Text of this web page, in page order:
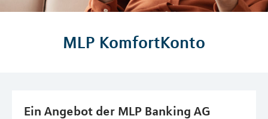
MLP KomfortKonto
Ein Angebot der MLP Banking AG